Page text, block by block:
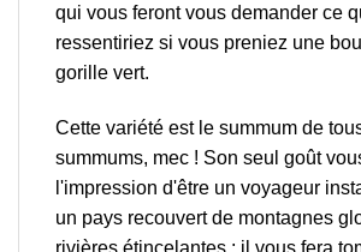
qui vous feront vous demander ce
ressentiriez si vous preniez une
gorille vert.
Cette variété est le summum de
summums, mec ! Son seul goût
l'impression d'être un voyageur
un pays recouvert de montagnes
rivières étincelantes ; il vous fera